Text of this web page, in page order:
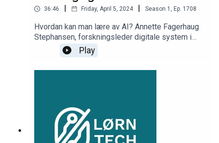
36:46 Friday, April 5, 2024 Season 1 , Ep. 1708
Hvordan kan man lære av AI? Annette Fagerhaug
Stephansen, forskningsleder digitale system i
NORCE er gjest i denne podcasten og snakker
blant annet om hvordan man kan lære av AI,
hvordan hun jobber i praksis med AI og litt om hva
Play